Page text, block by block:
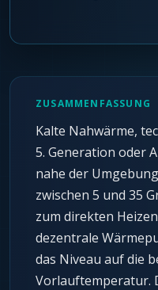
ZUSAMMENFASSUNG
Kalte Nahwärme,
5. Generation oder
nahe der
zwischen 5 und 35
zum direkten
dezentrale
das Niveau auf die
Vorlauftemperatur.